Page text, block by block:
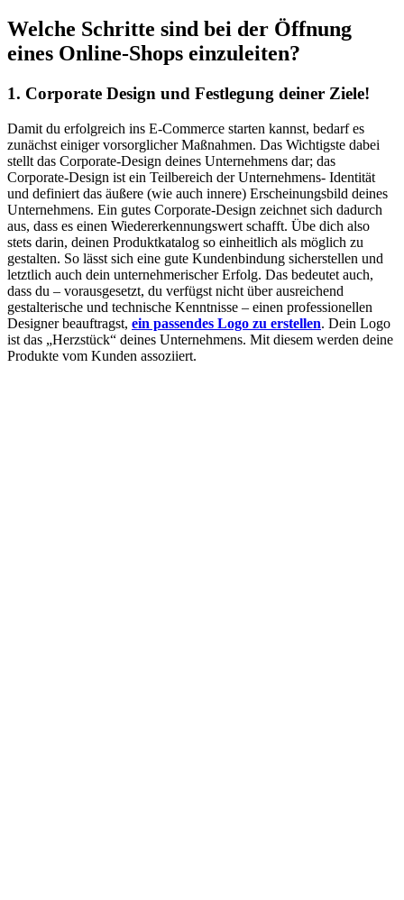
Welche Schritte sind bei der Öffnung
eines Online-Shops einzuleiten?
1. Corporate Design und Festlegung deiner Ziele!
Damit du erfolgreich ins E-Commerce starten kannst, bedarf es
zunächst einiger vorsorglicher Maßnahmen. Das Wichtigste dabei
stellt das Corporate-Design deines Unternehmens dar; das
Corporate-Design ist ein Teilbereich der Unternehmens- Identität
und definiert das äußere (wie auch innere) Erscheinungsbild deines
Unternehmens. Ein gutes Corporate-Design zeichnet sich dadurch
aus, dass es einen Wiedererkennungswert schafft. Übe dich also
stets darin, deinen Produktkatalog so einheitlich als möglich zu
gestalten. So lässt sich eine gute Kundenbindung sicherstellen und
letztlich auch dein unternehmerischer Erfolg. Das bedeutet auch,
dass du – vorausgesetzt, du verfügst nicht über ausreichend
gestalterische und technische Kenntnisse – einen professionellen
Designer beauftragst, ein passendes Logo zu erstellen. Dein Logo
ist das „Herzstück“ deines Unternehmens. Mit diesem werden deine
Produkte vom Kunden assoziiert.